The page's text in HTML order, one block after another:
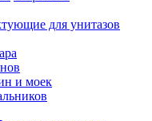
для унитазов
и моек